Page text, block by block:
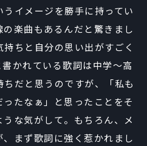
イメージを勝手に持ってい
楽曲もあるんだと驚きまし
ちと自分の思い出がすごく
かれている歌詞は中学～高
だと思うのですが、「私も
たなぁ」と思ったことをそ
な気がして。もちろん、メ
まず歌詞に強く惹かれまし